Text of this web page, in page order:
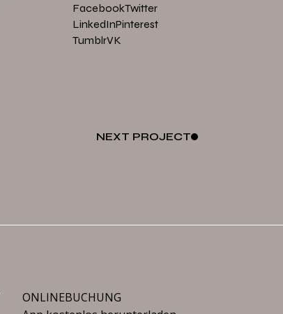
FacebookTwitter
LinkedInPinterest
TumblrVK
NEXT PROJECT
ONLINEBUCHUNG